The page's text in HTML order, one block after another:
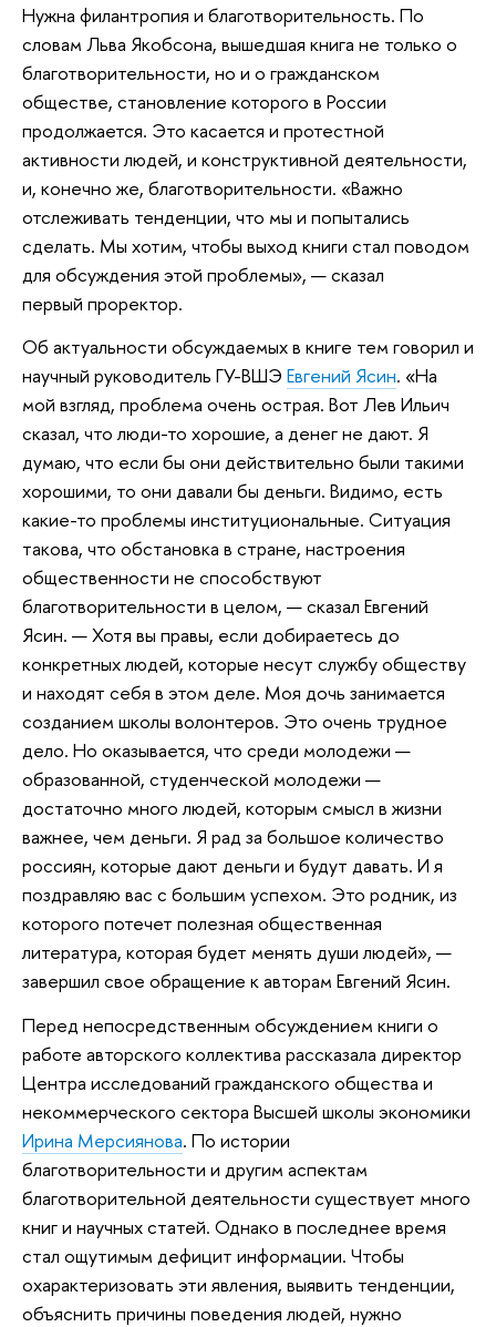
Нужна филантропия и благотворительность. По
словам Льва Якобсона, вышедшая книга не только о
благотворительности, но и о гражданском
обществе, становление которого в России
продолжается. Это касается и протестной
активности людей, и конструктивной деятельности,
и, конечно же, благотворительности. «Важно
отслеживать тенденции, что мы и попытались
сделать. Мы хотим, чтобы выход книги стал поводом
для обсуждения этой проблемы», — сказал
первый проректор.
Об актуальности обсуждаемых в книге тем говорил и
научный руководитель ГУ-ВШЭ Евгений Ясин. «На
мой взгляд, проблема очень острая. Вот Лев Ильич
сказал, что люди-то хорошие, а денег не дают. Я
думаю, что если бы они действительно были такими
хорошими, то они давали бы деньги. Видимо, есть
какие-то проблемы институциональные. Ситуация
такова, что обстановка в стране, настроения
общественности не способствуют
благотворительности в целом, — сказал Евгений
Ясин. — Хотя вы правы, если добираетесь до
конкретных людей, которые несут службу обществу
и находят себя в этом деле. Моя дочь занимается
созданием школы волонтеров. Это очень трудное
дело. Но оказывается, что среди молодежи —
образованной, студенческой молодежи —
достаточно много людей, которым смысл в жизни
важнее, чем деньги. Я рад за большое количество
россиян, которые дают деньги и будут давать. И я
поздравляю вас с большим успехом. Это родник, из
которого потечет полезная общественная
литература, которая будет менять души людей», —
завершил свое обращение к авторам Евгений Ясин.
Перед непосредственным обсуждением книги о
работе авторского коллектива рассказала директор
Центра исследований гражданского общества и
некоммерческого сектора Высшей школы экономики
Ирина Мерсиянова. По истории
благотворительности и другим аспектам
благотворительной деятельности существует много
книг и научных статей. Однако в последнее время
стал ощутимым дефицит информации. Чтобы
охарактеризовать эти явления, выявить тенденции,
объяснить причины поведения людей, нужно